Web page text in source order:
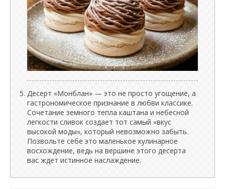
Десерт «Монблан» — это не просто угощение, а
гастрономическое признание в любви классике.
Сочетание земного тепла каштана и небесной
легкости сливок создает тот самый «вкус
высокой моды», который невозможно забыть.
Позвольте себе это маленькое кулинарное
восхождение, ведь на вершине этого десерта
вас ждет истинное наслаждение.